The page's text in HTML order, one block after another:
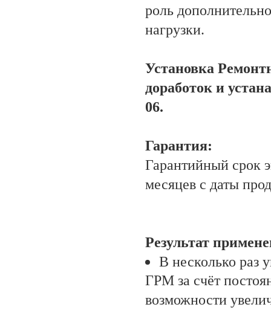
роль
нагрузки.
Установка
доработок и
06.
Гарантия:
Гарантийный срок
месяцев с даты
Результат
В несколько раз
ГРМ за счёт
возможности